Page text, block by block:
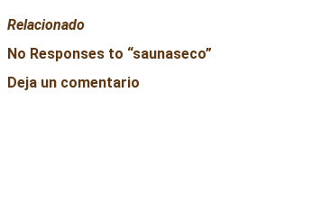
Relacionado
No Responses to “saunaseco”
Deja un comentario